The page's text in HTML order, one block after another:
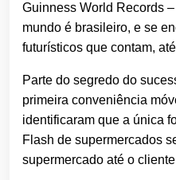
Guinness World Records
mundo é brasileiro, e se
futurísticos que contam,
Parte do segredo do
primeira conveniência
identificaram que a única
Flash de supermercados
supermercado até o